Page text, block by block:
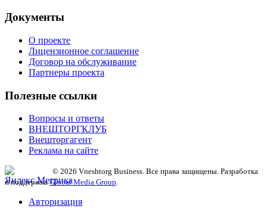
Документы
О проекте
Лицензионное соглашение
Договор на обслуживание
Партнеры проекта
Полезные ссылки
Вопросы и ответы
ВНЕШТОРГКЛУБ
Внешторгагент
Реклама на сайте
© 2026 Vneshtorg Business. Все права защищены. Разработка
и поддержкаGlobal Media Group.
Авторизация